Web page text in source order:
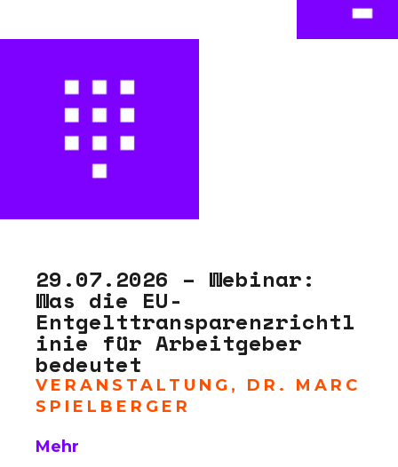
29.07.2026 – Webinar:
Was die EU-
Entgelttransparenzrichtl
inie für Arbeitgeber
bedeutet
VERANSTALTUNG , DR. MARC
SPIELBERGER
Mehr